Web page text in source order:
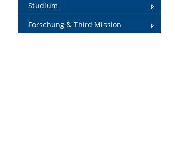
Studium
Forschung & Third Mission